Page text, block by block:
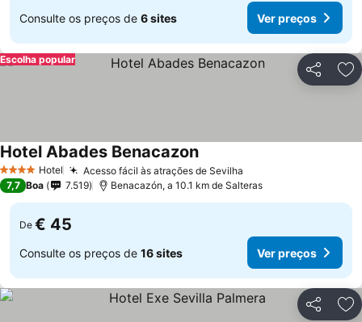
Consulte os preços de 6 sites Ver preços
Partilhar
Escolha popular
4 EstrelasHotel Acesso fácil às atrações de Sevilha
Hotel Abades BenacazonVer preços
7,7 Boa 7.519 Benacazón, a 10.1 km de Salteras
De € 45
Consulte os preços de 16 sites Ver preços
Partilhar